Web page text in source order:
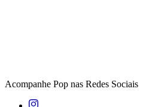
Acompanhe Pop nas Redes Sociais